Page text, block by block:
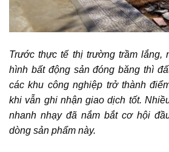
Trước thực tế thị trường trầm lắng,
hình bất động sảnđóng băng thì
các khu công nghiệp trở thành
khi vẫn ghi nhận giao dịch tốt.
nhanh nhạy đã nắm bắt cơ hội
dòng sản phẩm này.